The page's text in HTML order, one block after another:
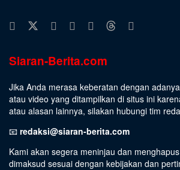
Siaran-Berita.com
Jika Anda merasa keberatan dengan
atau video yang ditampilkan di situs ini
atau alasan lainnya, silakan hubungi tim
📧 redaksi@siaran-berita.com
Kami akan segera meninjau dan
dimaksud sesuai dengan kebijakan dan